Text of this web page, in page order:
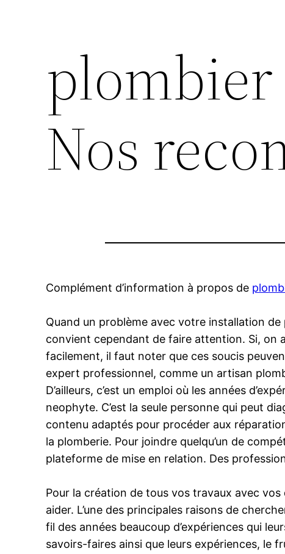
plombier
Nos
Complément d’information à propos de
Quand un problème avec votre installation de
convient cependant de faire attention. Si, on
facilement, il faut noter que ces soucis
expert professionnel, comme un artisan
D’ailleurs, c’est un emploi où les années
neophyte. C’est la seule personne qui peut
contenu adaptés pour procéder aux
la plomberie. Pour joindre quelqu’un de
plateforme de mise en relation. Des
Pour la création de tous vos travaux avec
aider. L’une des principales raisons de
fil des années beaucoup d’expériences qui
savoirs-faires ainsi que leurs expériences, le